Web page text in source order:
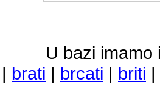
U bazi imamo
| brati | brcati | briti |